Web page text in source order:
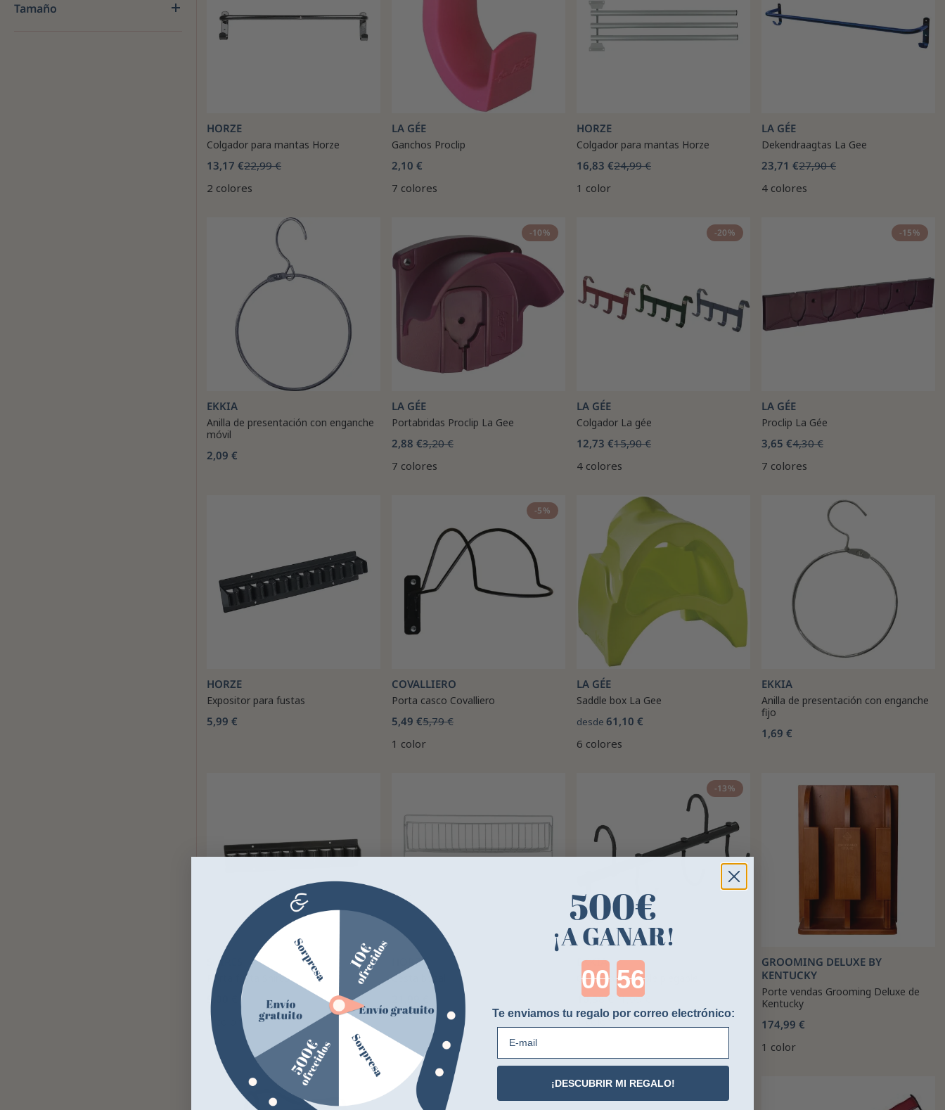
Tamaño
HORZE
Colgador para mantas Horze
13,17 €22,99 €
2 colores
LA GÉE
Ganchos Proclip
2,10 €
7 colores
HORZE
Colgador para mantas Horze
16,83 €24,99 €
1 color
LA GÉE
Dekendraagtas La Gee
23,71 €27,90 €
4 colores
EKKIA
Anilla de presentación con enganche
móvil
2,09 €
-10%
LA GÉE
Portabridas Proclip La Gee
2,88 €3,20 €
7 colores
-20%
LA GÉE
Colgador La gée
12,73 €15,90 €
4 colores
-15%
LA GÉE
Proclip La Gée
3,65 €4,30 €
7 colores
HORZE
Expositor para fustas
5,99 €
-5%
COVALLIERO
Porta casco Covalliero
5,49 €5,79 €
1 color
LA GÉE
Saddle box La Gee
desde 61,10 €
6 colores
EKKIA
Anilla de presentación con enganche
fijo
1,69 €
SHIRES
Porta fusta Shires
5,00 €
1 color
HORZE
Cesta bozal
-13%
EKKIA
Colgador múltiple plegable
10,38 € 11,99 €
1 color
GROOMING DELUXE BY
KENTUCKY
Porte vendas Grooming Deluxe de
Kentucky
174,99 €
1 color
500€
¡A GANAR!
Countdown ends in:
Te enviamos tu regalo por correo electrónico:
¡DESCUBRIR MI REGALO!